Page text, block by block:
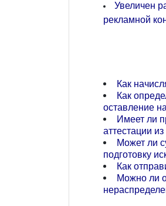
Увеличен
рекламной
Как
Как
оставление
Имеет ли
аттестации
Может ли
подготовку
Как
Можно ли